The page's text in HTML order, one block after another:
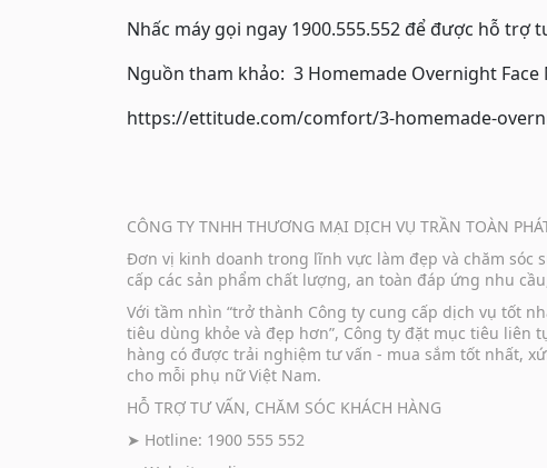
Nhấc máy gọi ngay 1900.555.552 để được hỗ trợ
Nguồn tham khảo: 3 Homemade Overnight Face
https://ettitude.com/comfort/3-homemade-
CÔNG TY TNHH THƯƠNG MẠI DỊCH VỤ TRẦN TOÀN
Đơn vị kinh doanh trong lĩnh vực làm đẹp và chăm sóc
cấp các sản phẩm chất lượng, an toàn đáp ứng nhu
Với tầm nhìn “trở thành Công ty cung cấp dịch vụ tốt
tiêu dùng khỏe và đẹp hơn”, Công ty đặt mục tiêu liên
hàng có được trải nghiệm tư vấn - mua sắm tốt nhất,
cho mỗi phụ nữ Việt Nam.
HỖ TRỢ TƯ VẤN, CHĂM SÓC KHÁCH HÀNG
➤ Hotline: 1900 555 552